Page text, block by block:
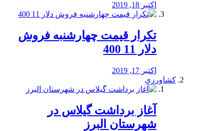
اکتبر 18, 2019
تکرار قیمت چهارشنبه فروش
دلار 11 400
اکتبر 17, 2019
کشاورزی
آغاز برداشت گیلاس در
شهرستان البرز